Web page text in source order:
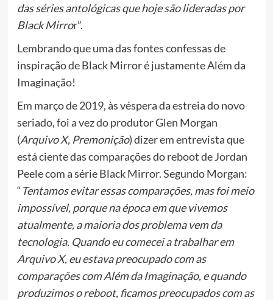
das séries antológicas que hoje são lideradas por
Black Mirror”.
Lembrando que uma das fontes confessas de
inspiração de Black Mirror é justamente Além da
Imaginação!
Em março de 2019, às véspera da estreia do novo
seriado, foi a vez do produtor Glen Morgan
(Arquivo X, Premonição) dizer em entrevista que
está ciente das comparações do reboot de Jordan
Peele com a série Black Mirror. Segundo Morgan:
“Tentamos evitar essas comparações, mas foi meio
impossível, porque na época em que vivemos
atualmente, a maioria dos problema vem da
tecnologia. Quando eu comecei a trabalhar em
Arquivo X, eu estava preocupado com as
comparações com Além da Imaginação, e quando
produzimos o reboot, ficamos preocupados com as